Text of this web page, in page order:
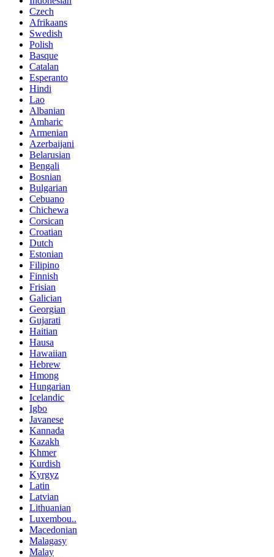
Czech
Afrikaans
Swedish
Polish
Basque
Catalan
Esperanto
Hindi
Lao
Albanian
Amharic
Armenian
Azerbaijani
Belarusian
Bengali
Bosnian
Bulgarian
Cebuano
Chichewa
Corsican
Croatian
Dutch
Estonian
Filipino
Finnish
Frisian
Galician
Georgian
Gujarati
Haitian
Hausa
Hawaiian
Hebrew
Hmong
Hungarian
Icelandic
Igbo
Javanese
Kannada
Kazakh
Khmer
Kurdish
Kyrgyz
Latin
Latvian
Lithuanian
Luxembou..
Macedonian
Malagasy
Malay